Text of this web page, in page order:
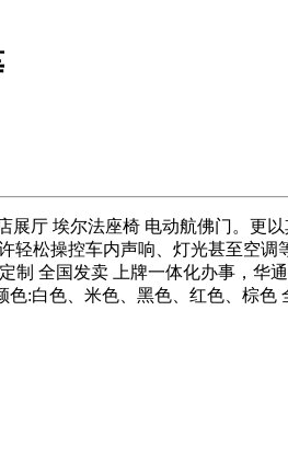
埃尔法座椅 电动航佛门。更以
松操控车内声响、灯光甚至空
全国发卖 上牌一体化办事，华
:白色、米色、黑色、红色、棕色